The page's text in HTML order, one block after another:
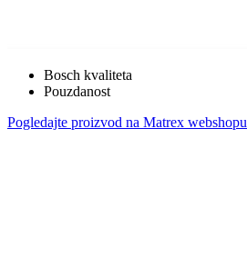
Bosch kvaliteta
Pouzdanost
Pogledajte proizvod na Matrex webshopu